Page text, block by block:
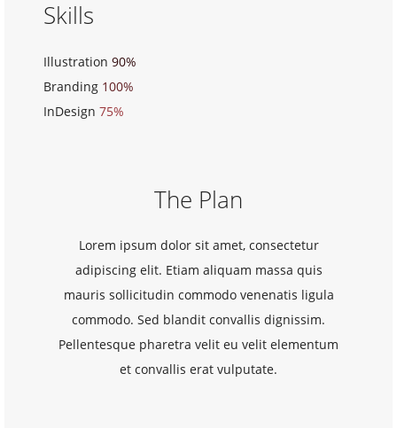
Skills
Illustration 90%
Branding 100%
InDesign 75%
The Plan
Lorem ipsum dolor sit amet, consectetur
adipiscing elit. Etiam aliquam massa quis
mauris sollicitudin commodo venenatis ligula
commodo. Sed blandit convallis dignissim.
Pellentesque pharetra velit eu velit elementum
et convallis erat vulputate.